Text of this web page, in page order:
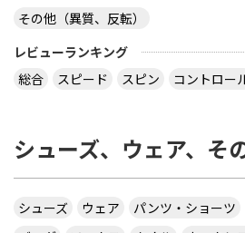
その他（異質、反転）
レビューランキング
総合
スピード スピン コントロー
シューズ、ウェア、そ
シューズ ウェア パンツ・ショーツ